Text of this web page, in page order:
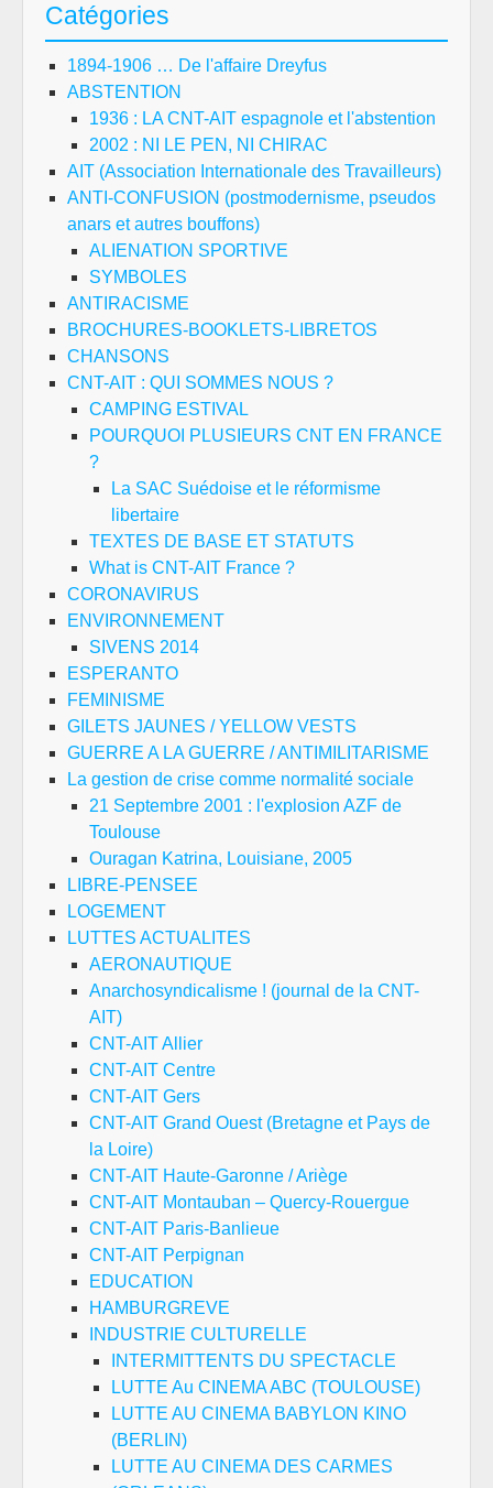
Catégories
1894-1906 … De l'affaire Dreyfus
ABSTENTION
1936 : LA CNT-AIT espagnole et l'abstention
2002 : NI LE PEN, NI CHIRAC
AIT (Association Internationale des Travailleurs)
ANTI-CONFUSION (postmodernisme, pseudos
anars et autres bouffons)
ALIENATION SPORTIVE
SYMBOLES
ANTIRACISME
BROCHURES-BOOKLETS-LIBRETOS
CHANSONS
CNT-AIT : QUI SOMMES NOUS ?
CAMPING ESTIVAL
POURQUOI PLUSIEURS CNT EN FRANCE
?
La SAC Suédoise et le réformisme
libertaire
TEXTES DE BASE ET STATUTS
What is CNT-AIT France ?
CORONAVIRUS
ENVIRONNEMENT
SIVENS 2014
ESPERANTO
FEMINISME
GILETS JAUNES / YELLOW VESTS
GUERRE A LA GUERRE / ANTIMILITARISME
La gestion de crise comme normalité sociale
21 Septembre 2001 : l'explosion AZF de
Toulouse
Ouragan Katrina, Louisiane, 2005
LIBRE-PENSEE
LOGEMENT
LUTTES ACTUALITES
AERONAUTIQUE
Anarchosyndicalisme ! (journal de la CNT-
AIT)
CNT-AIT Allier
CNT-AIT Centre
CNT-AIT Gers
CNT-AIT Grand Ouest (Bretagne et Pays de
la Loire)
CNT-AIT Haute-Garonne / Ariège
CNT-AIT Montauban – Quercy-Rouergue
CNT-AIT Paris-Banlieue
CNT-AIT Perpignan
EDUCATION
HAMBURGREVE
INDUSTRIE CULTURELLE
INTERMITTENTS DU SPECTACLE
LUTTE Au CINEMA ABC (TOULOUSE)
LUTTE AU CINEMA BABYLON KINO
(BERLIN)
LUTTE AU CINEMA DES CARMES